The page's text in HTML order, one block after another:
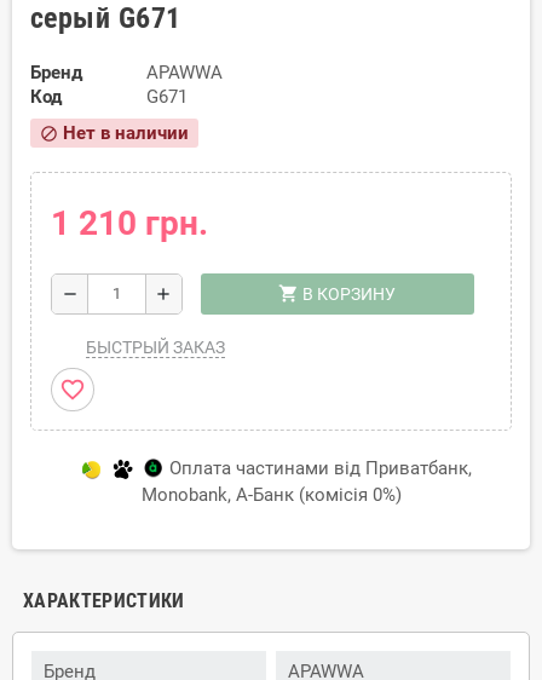
серый G671
Бренд
APAWWA
Код
G671
block Нет в наличии
1 210 грн.
remove add shopping_cart В КОРЗИНУ
БЫСТРЫЙ ЗАКАЗ
favorite_border
Оплата частинами від Приватбанк,
Monobank, А-Банк (комісія 0%)
ХАРАКТЕРИСТИКИ
Бренд APAWWA